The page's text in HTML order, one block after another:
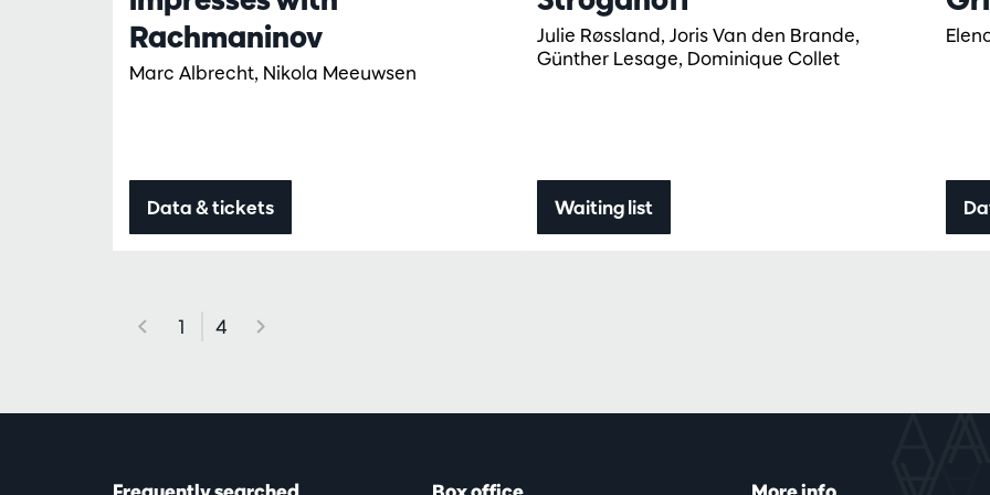
Rachmaninov
Marc Albrecht, Nikola Meeuwsen
Data & tickets
Julie Røssland, Joris Van den Brande,
Günther Lesage, Dominique Collet
Waiting list
1 4